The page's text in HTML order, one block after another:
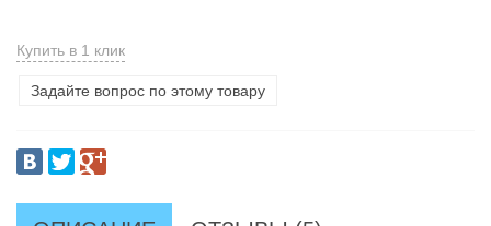
Купить в 1 клик
Задайте вопрос по этому товару